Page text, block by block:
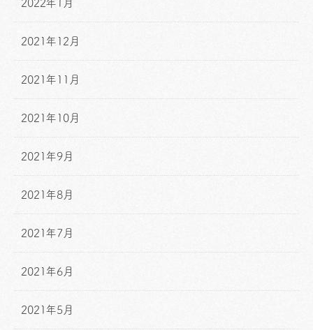
2022年1月
2021年12月
2021年11月
2021年10月
2021年9月
2021年8月
2021年7月
2021年6月
2021年5月